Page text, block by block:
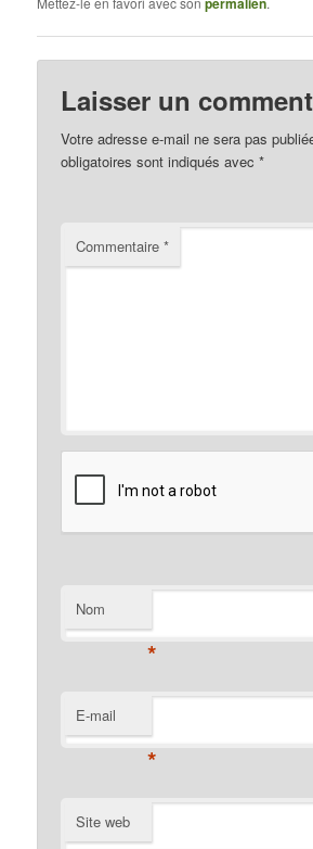
Laisser un
Votre adresse e-mail ne sera pas
obligatoires sont indiqués avec*
Commentaire*
Nom
*
E-mail
*
Site web